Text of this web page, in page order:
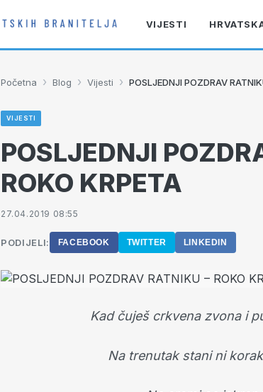
VIJESTI
Početna › Blog › Vijesti › POSLJEDNJI POZDRAV
VIJESTI
POSLJEDNJI
ROKO KRPETA
27.04.2019 08:55
PODIJELI: FACEBOOK TWITTER LINKEDIN
Kad čuješ crkvena zvona i
Na trenutak stani ni